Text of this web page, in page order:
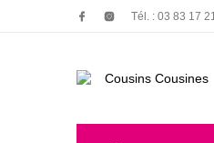
Tél. : 03 83 17